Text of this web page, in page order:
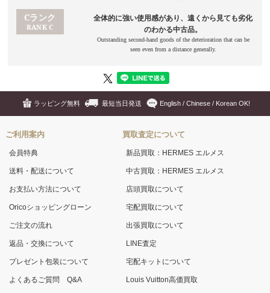
ラッピング無料 最短当日発送 English / Chinese / Korean OK!
ご利用案内
会員特典
送料・配送について
お支払い方法について
Oricoショッピングローン
ご注文の流れ
返品・交換について
プレゼント包装について
よくあるご質問 Q&A
買取査定について
新品買取：HERMES エルメス
中古買取：HERMES エルメス
店頭買取について
宅配買取について
出張買取について
LINE査定
宅配キットについて
Louis Vuitton高価買取